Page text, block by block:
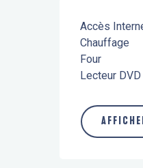
Accès
Chauffage
Four
Lecteur DVD